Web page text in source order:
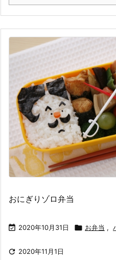
おにぎりゾロ弁当
 2020年10月31日  お弁当 ,
 2020年11月1日